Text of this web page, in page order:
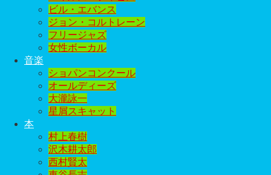
ビル・エバンス
ジョン・コルトレーン
フリージャズ
女性ボーカル
音楽
ショパンコンクール
オールディーズ
大瀧詠一
星屑スキャット
本
村上春樹
沢木耕太郎
西村賢太